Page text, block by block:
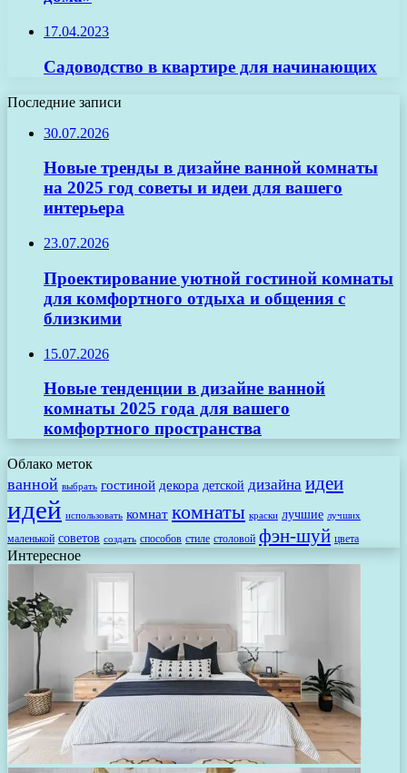
17.04.2023
Садоводство в квартире для начинающих
Последние записи
30.07.2026
Новые тренды в дизайне ванной комнаты
на 2025 год советы и идеи для вашего
интерьера
23.07.2026
Проектирование уютной гостиной комнаты
для комфортного отдыха и общения с
близкими
15.07.2026
Новые тенденции в дизайне ванной
комнаты 2025 года для вашего
комфортного пространства
Облако меток
ванной выбрать гостиной декора детской дизайна идеи
идей использовать комнат комнаты краски лучшие лучших
маленькой советов создать способов стиле столовой фэн-шуй цвета
Интересное